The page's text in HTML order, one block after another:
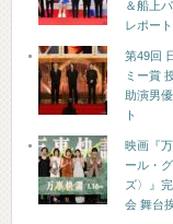
＆船上
レポート
第49回
ミー賞
助演男
ト
映画『
ール・
ズ〉』
会 舞台